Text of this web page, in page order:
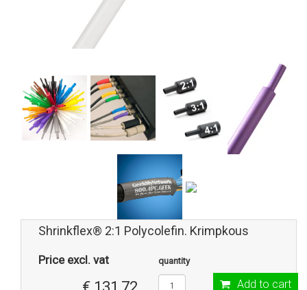
Shrinkflex® 2:1 Polycolefin. Krimpkous
Price excl. vat quantity
Add to cart